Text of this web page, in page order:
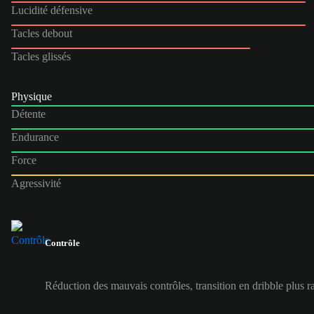
Lucidité défensive
Tacles debout
Tacles glissés
Physique
Détente
Endurance
Force
Agressivité
Contrôle
Réduction des mauvais contrôles, transition en dribble plus